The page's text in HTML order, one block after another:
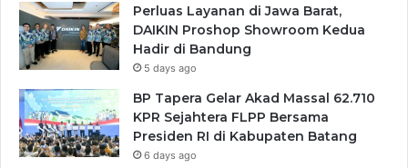
Perluas Layanan di Jawa Barat,
DAIKIN Proshop Showroom Kedua
Hadir di Bandung
5 days ago
BP Tapera Gelar Akad Massal 62.710
KPR Sejahtera FLPP Bersama
Presiden RI di Kabupaten Batang
6 days ago